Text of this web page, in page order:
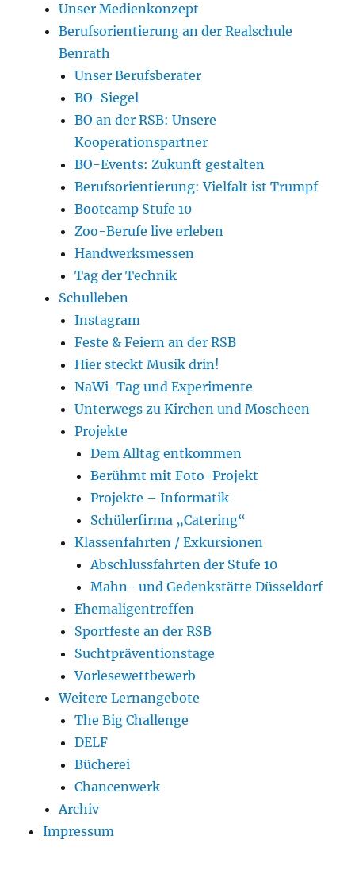
Unser Medienkonzept
Berufsorientierung an der Realschule
Benrath
Unser Berufsberater
BO-Siegel
BO an der RSB: Unsere
Kooperationspartner
BO-Events: Zukunft gestalten
Berufsorientierung: Vielfalt ist Trumpf
Bootcamp Stufe 10
Zoo-Berufe live erleben
Handwerksmessen
Tag der Technik
Schulleben
Instagram
Feste & Feiern an der RSB
Hier steckt Musik drin!
NaWi-Tag und Experimente
Unterwegs zu Kirchen und Moscheen
Projekte
Dem Alltag entkommen
Berühmt mit Foto-Projekt
Projekte – Informatik
Schülerfirma „Catering“
Klassenfahrten / Exkursionen
Abschlussfahrten der Stufe 10
Mahn- und Gedenkstätte Düsseldorf
Ehemaligentreffen
Sportfeste an der RSB
Suchtpräventionstage
Vorlesewettbewerb
Weitere Lernangebote
The Big Challenge
DELF
Bücherei
Chancenwerk
Archiv
Impressum